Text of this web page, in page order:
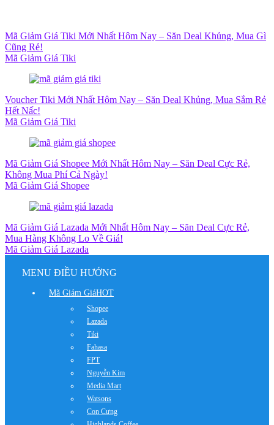
Mã Giảm Giá Tiki Mới Nhất Hôm Nay – Săn Deal Khủng, Mua Gì
Cũng Rẻ!
Mã Giảm Giá Tiki
Voucher Tiki Mới Nhất Hôm Nay – Săn Deal Khủng, Mua Sắm Rẻ
Hết Nấc!
Mã Giảm Giá Tiki
Mã Giảm Giá Shopee Mới Nhất Hôm Nay – Săn Deal Cực Rẻ,
Không Mua Phí Cả Ngày!
Mã Giảm Giá Shopee
Mã Giảm Giá Lazada Mới Nhất Hôm Nay – Săn Deal Cực Rẻ,
Mua Hàng Không Lo Về Giá!
Mã Giảm Giá Lazada
MENU ĐIỀU HƯỚNG
Mã Giảm GiáHOT
Shopee
Lazada
Tiki
Fahasa
FPT
Nguyễn Kim
Media Mart
Watsons
Con Cưng